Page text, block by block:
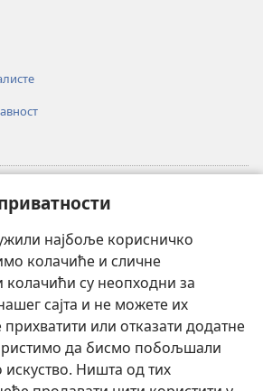
најбоље корисничко
колачиће и сличне
колачићи су неопходни за
сајта и не можете их
или отказати додатне
да бисмо побољшали
Ништа од тих
Watchtower
®